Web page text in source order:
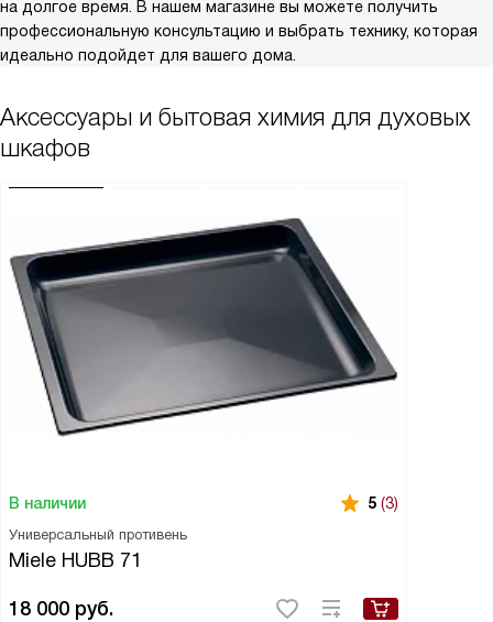
на долгое время. В нашем магазине вы можете получить
профессиональную консультацию и выбрать технику, которая
идеально подойдет для вашего дома.
Аксессуары и бытовая химия для духовых
шкафов
В наличии 5 (3)
Универсальный противень
Miele HUBB 71
18 000 руб.